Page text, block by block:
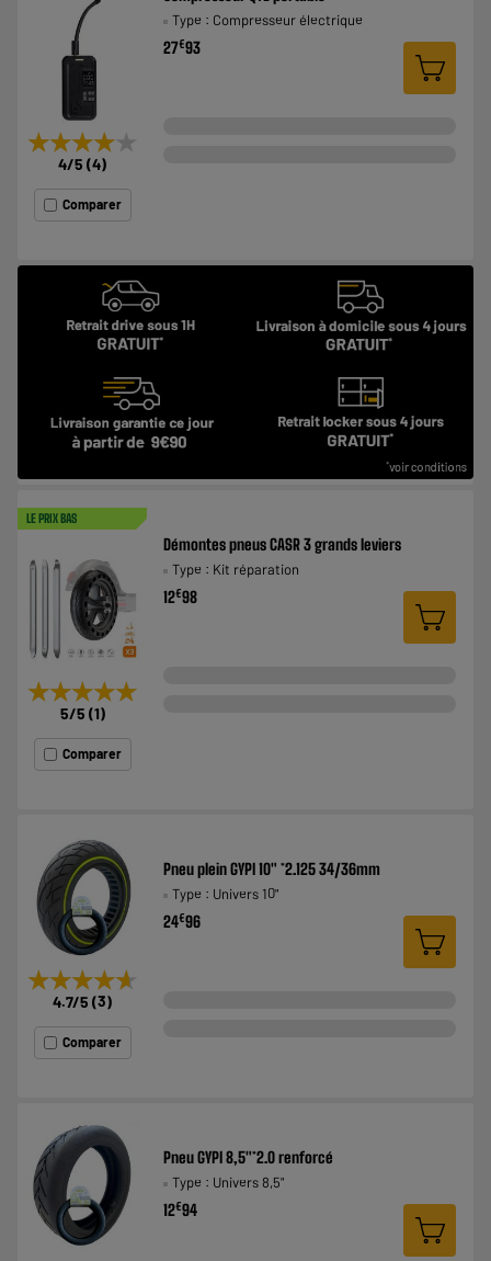
★★★★★
★★★★★
4/5 (4)
Comparer
Type : Compresseur électrique
27€93
LE PRIX BAS
★★★★★
★★★★★
5/5 (1)
Comparer
Démontes pneus CASR 3 grands leviers
Type : Kit réparation
12€98
★★★★★
★★★★★
4.7/5 (3)
Comparer
Pneu plein GYPI 10" *2.125 34/36mm
Type : Univers 10"
24€96
Pneu GYPI 8,5"*2.0 renforcé
Type : Univers 8,5"
12€94